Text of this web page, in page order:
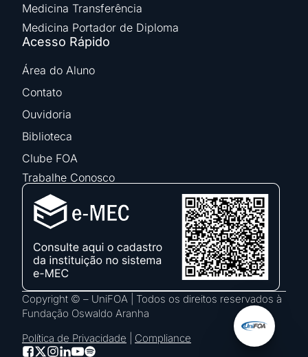
Medicina Transferência
Medicina Portador de Diploma
Acesso Rápido
Área do Aluno
Contato
Ouvidoria
Biblioteca
Clube FOA
Trabalhe Conosco
Copyright © – UniFOA | Todos os direitos reservados à
Fundação Oswaldo Aranha
Política de Privacidade
Compliance